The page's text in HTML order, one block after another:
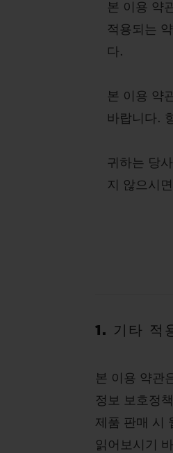
본 이용 약
적용되는
다.
본 이용 약
바랍니다.
귀하는 당
지 않으시
1. 기타 적
본 이용 약관
정보 보호정
제품 판매 시
읽어보시기